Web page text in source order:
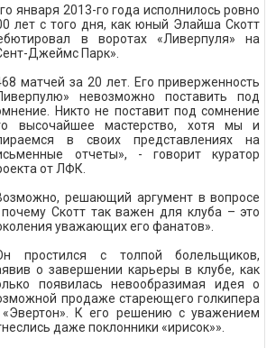
января 2013-го года исполнилось ровно
лет с того дня, как юный Элайша Скотт
в воротах «Ливерпуля» на
Джеймс Парк».
матчей за 20 лет. Его приверженность
невозможно поставить под
Никто не поставит под сомнение
высочайшее мастерство, хотя мы и
в своих представлениях на
отчеты», - говорит куратор
от ЛФК.
решающий аргумент в вопросе
Скотт так важен для клуба – это
уважающих его фанатов».
простился с толпой болельщиков,
о завершении карьеры в клубе, как
появилась невообразимая идея о
продаже стареющего голкипера
К его решению с уважением
даже поклонники «ирисок»».